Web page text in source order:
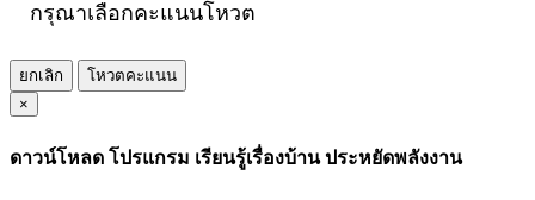
กรุณาเลือกคะแนนโหวต
ยกเลิก
โหวตคะแนน
×
ดาวน์โหลด โปรแกรม เรียนรู้เรื่องบ้าน ประหยัดพลังงาน